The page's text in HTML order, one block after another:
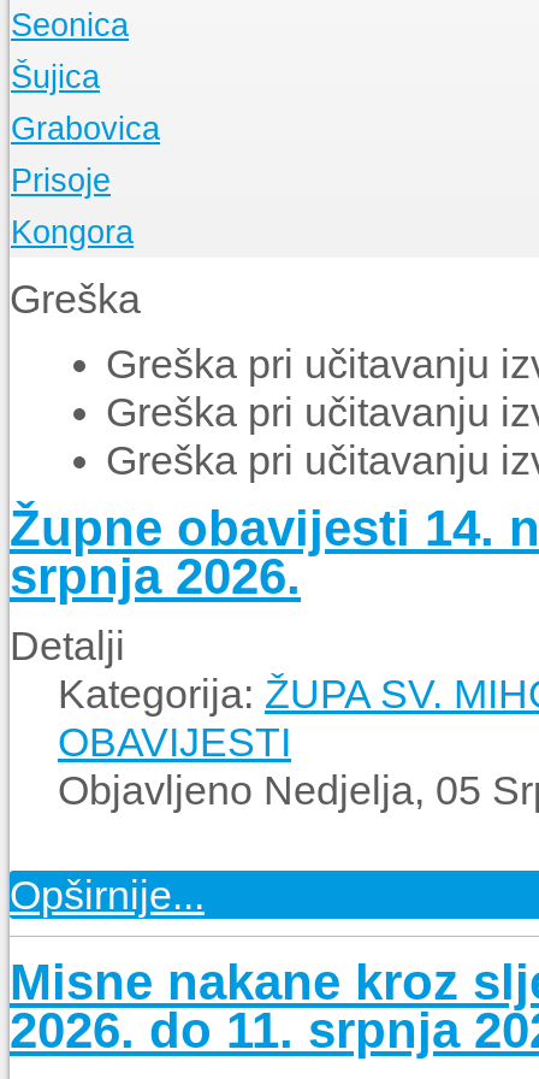
O Župi
Događanja
Seonica
O Župi
Događanja
Šujica
O Župi
Događanja
Grabovica
O Župi
Događanja
Prisoje
Događanja
Kongora
Događanja
Greška
Greška pri učitavanju
Greška pri učitavanju
Greška pri učitavanju
Župne obavijesti 14.
srpnja 2026.
Detalji
Kategorija: ŽUPA SV.
OBAVIJESTI
Objavljeno Nedjelja, 05
Opširnije...
Misne nakane kroz
2026. do 11. srpnja